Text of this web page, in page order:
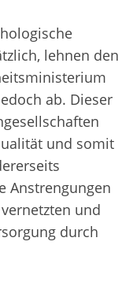
lehnen den
ab. Dieser
und somit
Anstrengungen
und
durch